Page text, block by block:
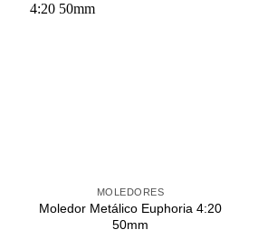
MOLEDORES
Moledor Metálico Euphoria 4:20
50mm